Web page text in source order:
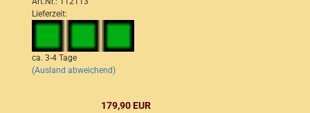
Lieferzeit:
ca. 3-4 Tage
(Ausland abweichend)
179,90 EUR